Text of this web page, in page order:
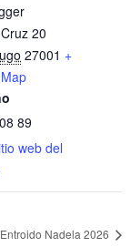
20
27001 +
89
web del
Nadela 2026